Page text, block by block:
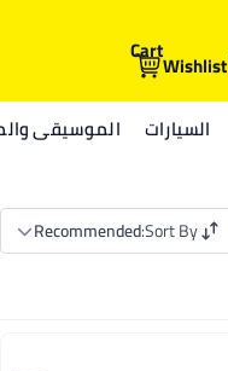
Wishlist
Cart
السيارات الموسيقى
Sort By
:
Recommended